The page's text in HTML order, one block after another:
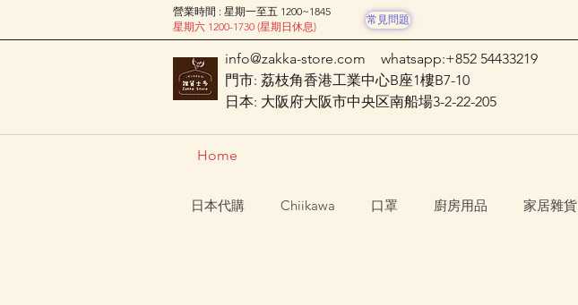
營業時間 : 星期一至五 1200~1845
星期六 1200-1730 (星期日休息)
常見問題
info@zakka-store.com
whatsapp:+852 54433219
門市: 荔枝角香港工業中心B座1樓B7-10
日本: 大阪府大阪市中央区南船場3-2-22-205
Home
日本代購 Chiikawa 口罩 廚房用品 家居雜貨